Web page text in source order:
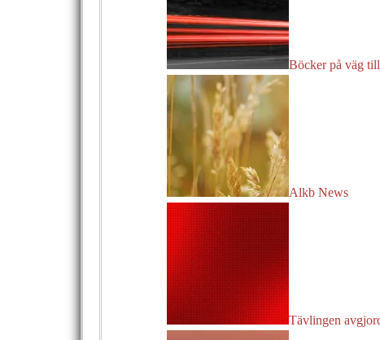
Böcker på väg
Alkb News
Tävlingen